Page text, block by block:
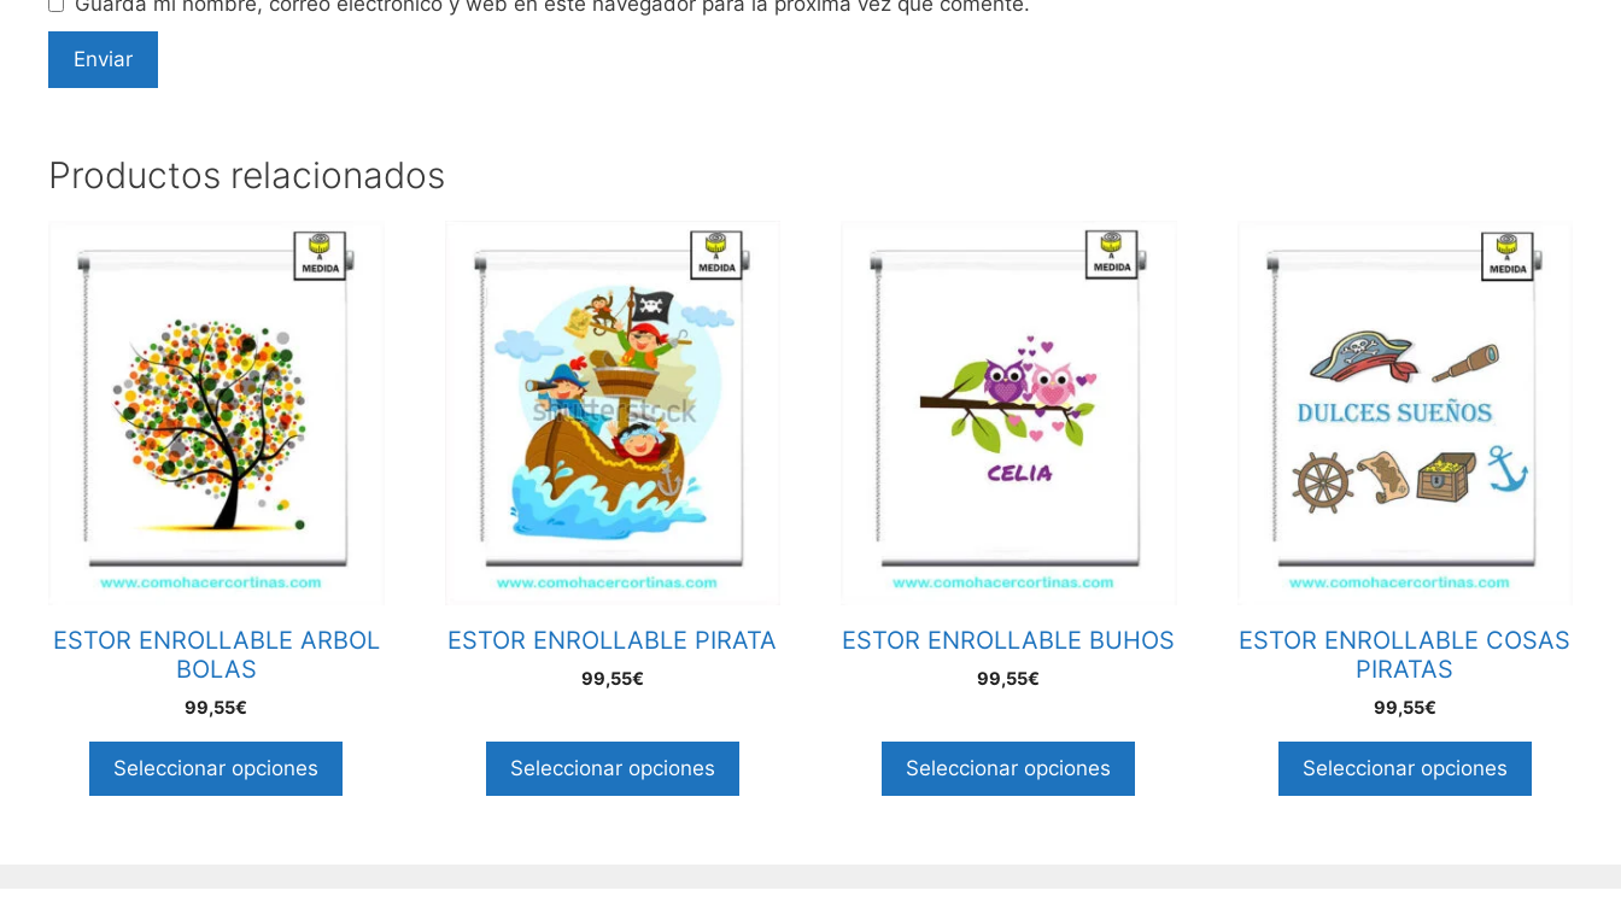
Productos relacionados
ESTOR ENROLLABLE ARBOL
BOLAS
99,55€
Seleccionar opciones
ESTOR ENROLLABLE PIRATA
99,55€
Seleccionar opciones
ESTOR ENROLLABLE BUHOS
99,55€
Seleccionar opciones
ESTOR ENROLLABLE COSAS
PIRATAS
99,55€
Seleccionar opciones